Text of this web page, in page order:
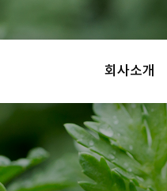
회사소개